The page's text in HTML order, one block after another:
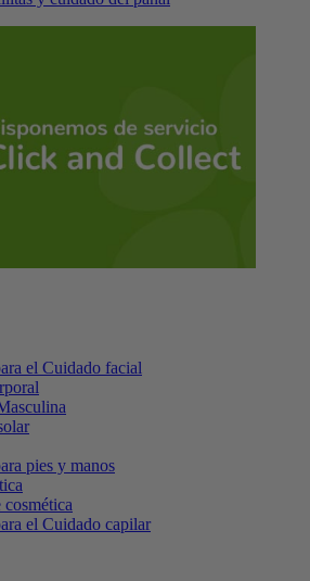
el Cuidado facial
pies y manos
cosmética
el Cuidado capilar